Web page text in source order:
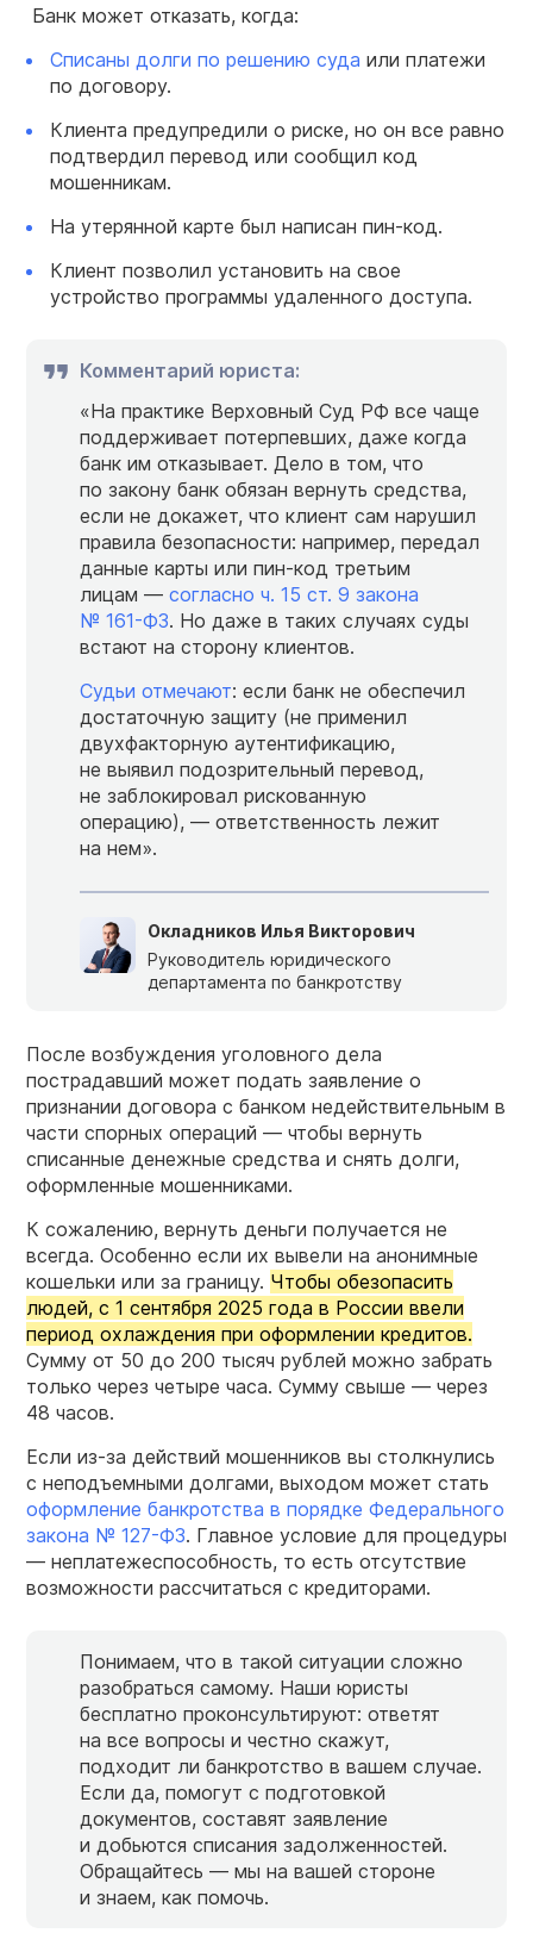
Банк может отказать, когда:
Списаны долги по решению суда или платежи
по договору.
Клиента предупредили о риске, но он все равно
подтвердил перевод или сообщил код
мошенникам.
На утерянной карте был написан пин-код.
Клиент позволил установить на свое
устройство программы удаленного доступа.
Комментарий юриста:
«На практике Верховный Суд РФ все чаще
поддерживает потерпевших, даже когда
банк им отказывает. Дело в том, что
по закону банк обязан вернуть средства,
если не докажет, что клиент сам нарушил
правила безопасности: например, передал
данные карты или пин-код третьим
лицам — согласно ч. 15 ст. 9 закона
№ 161-ФЗ. Но даже в таких случаях суды
встают на сторону клиентов.
Судьи отмечают: если банк не обеспечил
достаточную защиту (не применил
двухфакторную аутентификацию,
не выявил подозрительный перевод,
не заблокировал рискованную
операцию), — ответственность лежит
на нем».
Окладников Илья Викторович
Руководитель юридического
департамента по банкротству
После возбуждения уголовного дела
пострадавший может подать заявление о
признании договора с банком недействительным в
части спорных операций — чтобы вернуть
списанные денежные средства и снять долги,
оформленные мошенниками.
К сожалению, вернуть деньги получается не
всегда. Особенно если их вывели на анонимные
кошельки или за границу. Чтобы обезопасить
людей, с 1 сентября 2025 года в России ввели
период охлаждения при оформлении кредитов.
Сумму от 50 до 200 тысяч рублей можно забрать
только через четыре часа. Сумму свыше — через
48 часов.
Если из-за действий мошенников вы столкнулись
с неподъемными долгами, выходом может стать
оформление банкротства в порядке Федерального
закона № 127-ФЗ. Главное условие для процедуры
— неплатежеспособность, то есть отсутствие
возможности рассчитаться с кредиторами.
Понимаем, что в такой ситуации сложно
разобраться самому. Наши юристы
бесплатно проконсультируют: ответят
на все вопросы и честно скажут,
подходит ли банкротство в вашем случае.
Если да, помогут с подготовкой
документов, составят заявление
и добьются списания задолженностей.
Обращайтесь — мы на вашей стороне
и знаем, как помочь.